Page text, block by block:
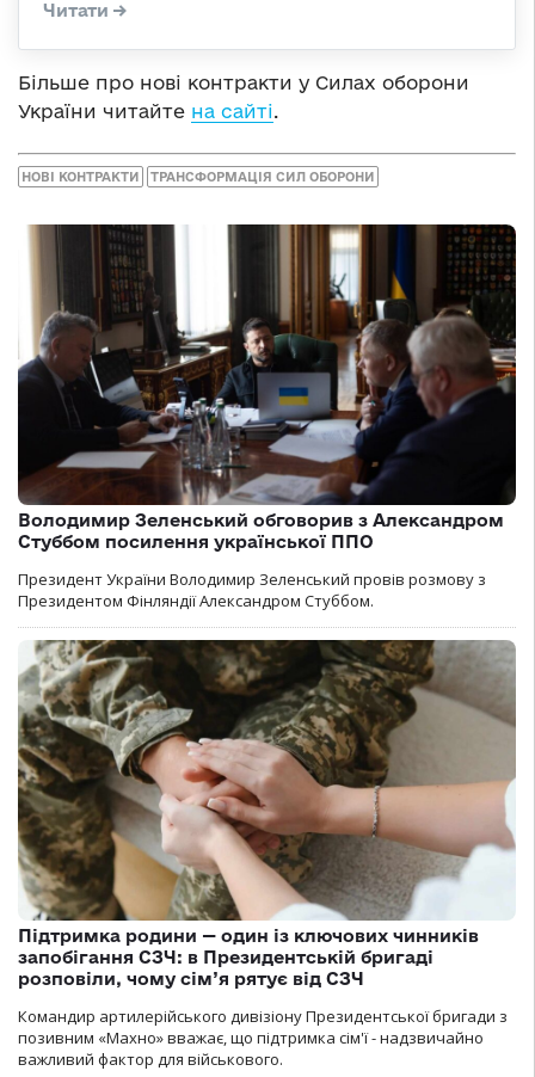
Більше про нові контракти у Силах оборони
України читайте на сайті.
НОВІ КОНТРАКТИ ТРАНСФОРМАЦІЯ СИЛ ОБОРОНИ
Володимир Зеленський обговорив з Александром
Стуббом посилення української ППО
Президент України Володимир Зеленський провів розмову з
Президентом Фінляндії Александром Стуббом.
Підтримка родини — один із ключових чинників
запобігання СЗЧ: в Президентській бригаді
розповіли, чому сім’я рятує від СЗЧ
Командир артилерійського дивізіону Президентської бригади з
позивним «Махно» вважає, що підтримка сім'ї - надзвичайно
важливий фактор для військового.